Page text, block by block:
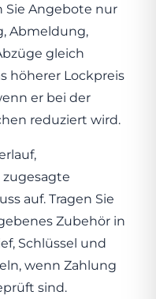
Sie Angebote nur
Abmeldung,
gleich
höherer Lockpreis
er bei der
reduziert wird.
auf. Tragen Sie
Zubehör in
Schlüssel und
wenn Zahlung
sind.